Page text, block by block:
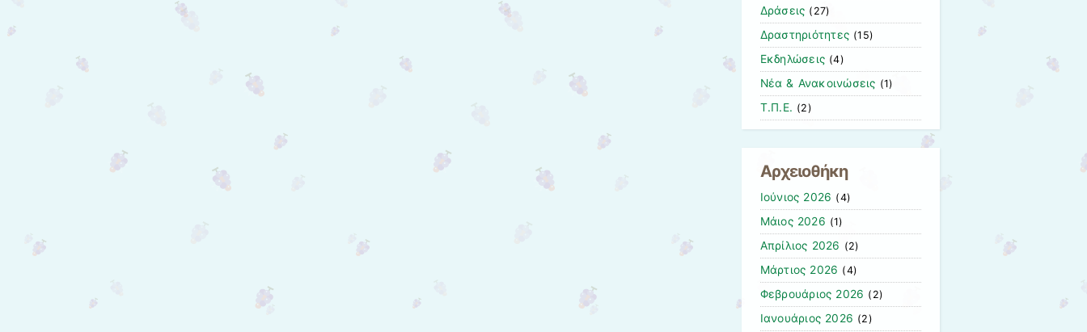
Δράσεις (27)
Δραστηριότητες (15)
Εκδηλώσεις (4)
Νέα & Ανακοινώσεις (1)
Τ.Π.Ε. (2)
Αρχειοθήκη
Ιούνιος 2026 (4)
Μάιος 2026 (1)
Απρίλιος 2026 (2)
Μάρτιος 2026 (4)
Φεβρουάριος 2026 (2)
Ιανουάριος 2026 (2)